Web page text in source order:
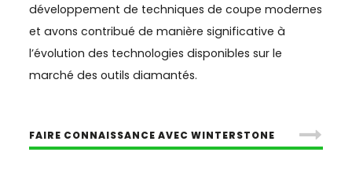
développement de techniques de coupe modernes
et avons contribué de manière significative à
l’évolution des technologies disponibles sur le
marché des outils diamantés.
FAIRE CONNAISSANCE AVEC WINTERSTONE